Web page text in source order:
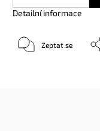
Detailní informace
Zeptat se